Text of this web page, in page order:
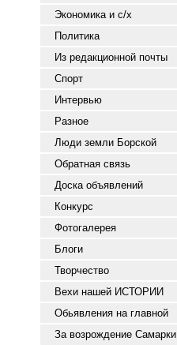
Экономика и с/х
Политика
Из редакционной почты
Спорт
Интервью
Разное
Люди земли Борской
Обратная связь
Доска объявлений
Конкурс
Фотогалерея
Блоги
Творчество
Вехи нашей ИСТОРИИ
Обьявления на главной
За возрождение Самарки